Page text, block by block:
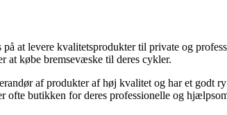
at levere kvalitetsprodukter til private og
at købe bremsevæske til deres cykler.
af produkter af høj kvalitet og har et
butikken for deres professionelle og